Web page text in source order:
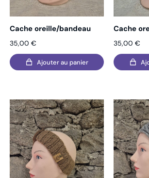
Cache oreille/bandeau
35,00 €
Ajouter au panier
Cache
35,00 €